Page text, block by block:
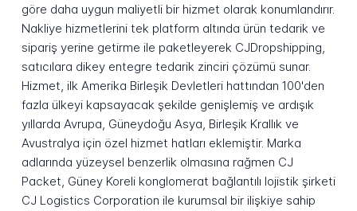
göre daha uygun maliyetli bir hizmet olarak konumlandırır.
Nakliye hizmetlerini tek platform altında ürün tedarik ve
sipariş yerine getirme ile paketleyerek CJDropshipping,
satıcılara dikey entegre tedarik zinciri çözümü sunar.
Hizmet, ilk Amerika Birleşik Devletleri hattından 100'den
fazla ülkeyi kapsayacak şekilde genişlemiş ve ardışık
yıllarda Avrupa, Güneydoğu Asya, Birleşik Krallık ve
Avustralya için özel hizmet hatları eklemiştir. Marka
adlarında yüzeysel benzerlik olmasına rağmen CJ
Packet, Güney Koreli konglomerat bağlantılı lojistik şirketi
CJ Logistics Corporation ile kurumsal bir ilişkiye sahip